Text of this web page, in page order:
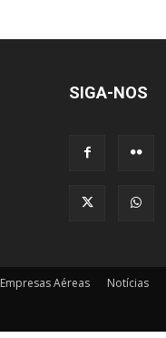
SIGA-NOS
Empresas Aéreas Notícias